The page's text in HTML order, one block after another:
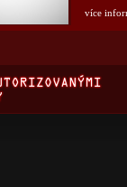
více